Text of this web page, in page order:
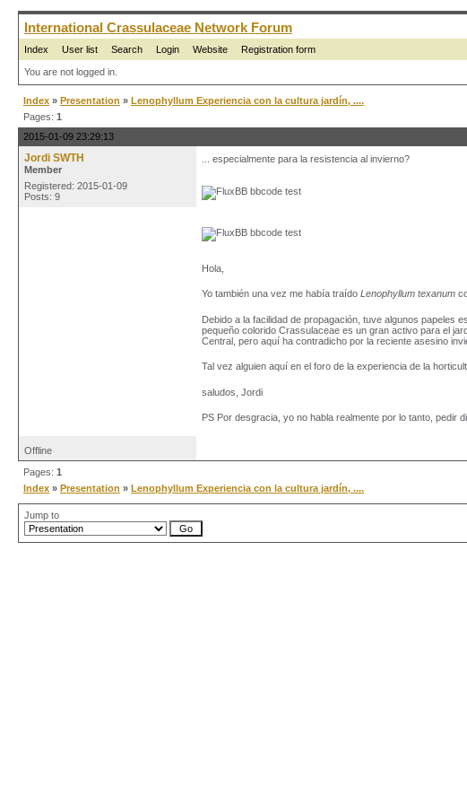
International Crassulaceae Network Forum
Index User list Search Login Website Registration form
You are not logged in.
Index » Presentation » Lenophyllum Experiencia con la cultura jardín, ....
Pages: 1
2015-01-09 23:29:13
Jordi SWTH
Member
Registered: 2015-01-09
Posts: 9
... especialmente para la resistencia al invierno?
Hola,
Yo también una vez me había traído Lenophyllum texanum
Debido a la facilidad de propagación, tuve algunos papeles
pequeño colorido Crassulaceae es un gran activo para el
Central, pero aquí ha contradicho por la reciente asesino
Tal vez alguien aquí en el foro de la experiencia de la
saludos, Jordi
PS Por desgracia, yo no habla realmente por lo tanto, pedir
Offline
Pages: 1
Index » Presentation » Lenophyllum Experiencia con la cultura jardín, ....
Jump to